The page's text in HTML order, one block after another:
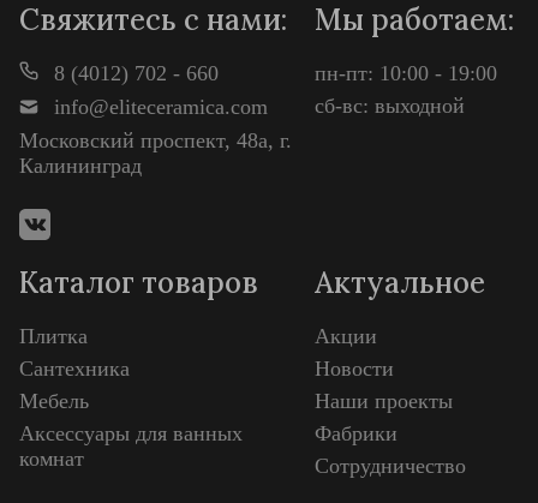
Свяжитесь с нами:
8 (4012) 702 - 660
info@eliteceramica.com
Московский проспект, 48а, г.
Калининград
Мы работаем:
пн-пт: 10:00 - 19:00
сб-вс: выходной
Каталог товаров
Плитка
Сантехника
Мебель
Аксессуары для ванных
комнат
Актуальное
Акции
Новости
Наши проекты
Фабрики
Сотрудничество